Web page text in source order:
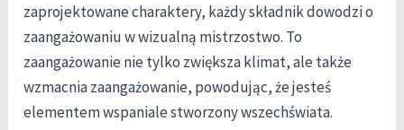
zaprojektowane charaktery, każdy składnik dowodzi o
zaangażowaniu w wizualną mistrzostwo. To
zaangażowanie nie tylko zwiększa klimat, ale także
wzmacnia zaangażowanie, powodując, że jesteś
elementem wspaniale stworzony wszechświata.